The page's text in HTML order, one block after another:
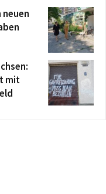
mit